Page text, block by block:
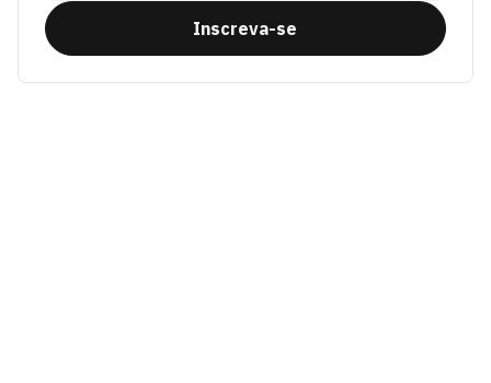
Inscreva-se